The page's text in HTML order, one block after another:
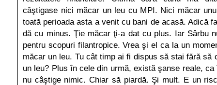
câştigase nici măcar un leu cu MPI. Nici măcar
toată perioada asta a venit cu bani de acasă. Adică
dă cu minus. Ţie măcar ţi-a dat cu plus. Iar Sârbu
pentru scopuri filantropice. Vrea şi el ca la un
măcar un leu. Tu cât timp ai fi dispus să stai fără să
un leu? Plus în cele din urmă, există şanse reale,
nu câştige nimic. Chiar să piardă. Şi mult. E un